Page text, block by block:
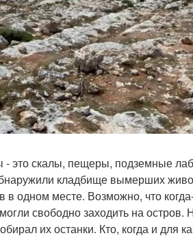
это скалы, пещеры, подземные
кладбище вымерших
в одном месте. Возможно, что
свободно заходить на остров.
их останки. Кто, когда и для